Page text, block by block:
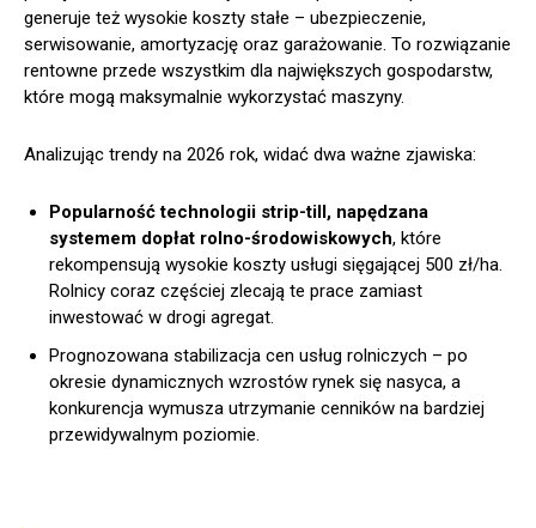
generuje też wysokie koszty stałe – ubezpieczenie,
serwisowanie, amortyzację oraz garażowanie. To rozwiązanie
rentowne przede wszystkim dla największych gospodarstw,
które mogą maksymalnie wykorzystać maszyny.
Analizując trendy na 2026 rok, widać dwa ważne zjawiska:
Popularność technologii strip-till, napędzana
systemem dopłat rolno-środowiskowych, które
rekompensują wysokie koszty usługi sięgającej 500 zł/ha.
Rolnicy coraz częściej zlecają te prace zamiast
inwestować w drogi agregat.
Prognozowana stabilizacja cen usług rolniczych – po
okresie dynamicznych wzrostów rynek się nasyca, a
konkurencja wymusza utrzymanie cenników na bardziej
przewidywalnym poziomie.